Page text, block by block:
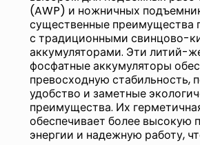
(AWP) и ножничных
существенные преимущества
с традиционными свинцово-
аккумуляторами. Эти литий-
фосфатные аккумуляторы
превосходную стабильность,
удобство и заметные
преимущества. Их
обеспечивает более высокую
энергии и надежную работу,